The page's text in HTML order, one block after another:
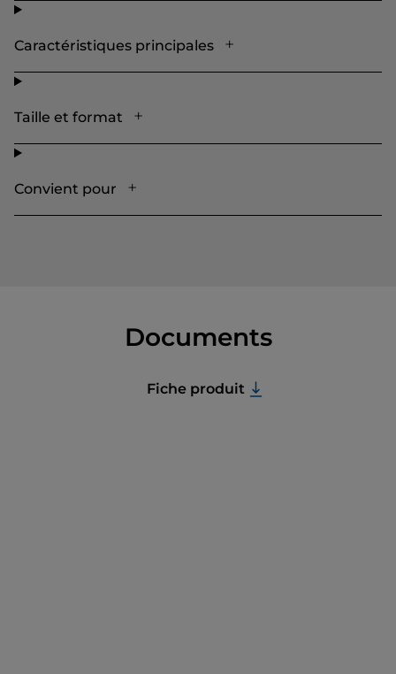
Caractéristiques principales
Taille et format
Convient pour
Documents
Fiche produit